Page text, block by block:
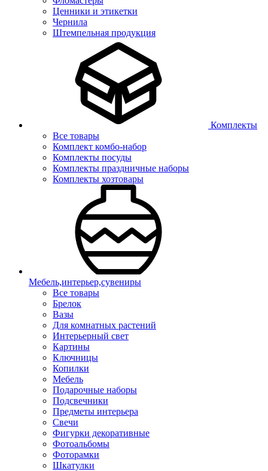
Ценники и этикетки
Чернила
Штемпельная продукция
Комплекты
Все товары
Комплект комбо-набор
Комплекты посуды
Комплекты праздничные наборы
Комплекты хозтовары
Мебель,интерьер,сувениры
Все товары
Брелок
Вазы
Для комнатных растений
Интерьерный свет
Картины
Ключницы
Копилки
Мебель
Подарочные наборы
Подсвечники
Предметы интерьера
Свечи
Фигурки декоративные
Фотоальбомы
Фоторамки
Шкатулки